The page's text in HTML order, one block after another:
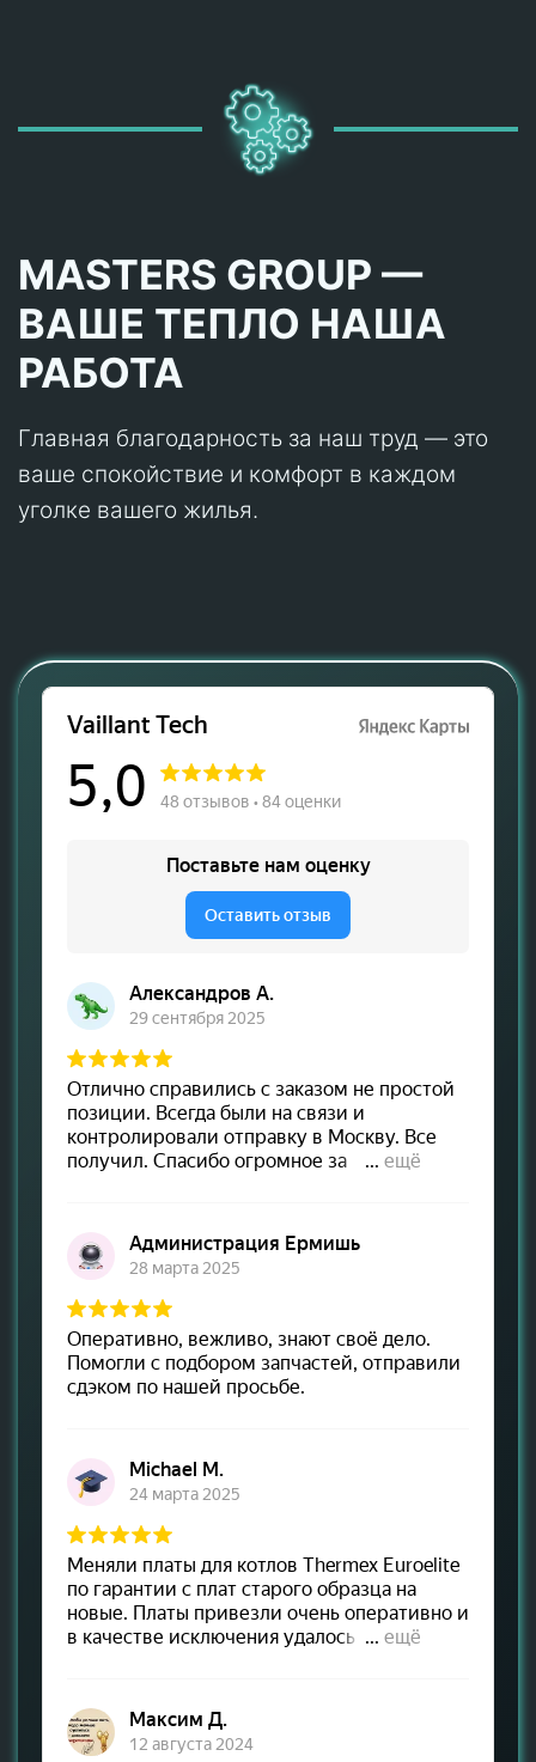
MASTERS GROUP —
ВАШЕ ТЕПЛО НАША
РАБОТА
Главная благодарность за наш труд — это
ваше спокойствие и комфорт в каждом
уголке вашего жилья.